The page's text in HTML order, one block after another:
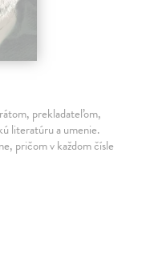
prekladateľom,
literatúru a umenie.
pričom v každom čísle